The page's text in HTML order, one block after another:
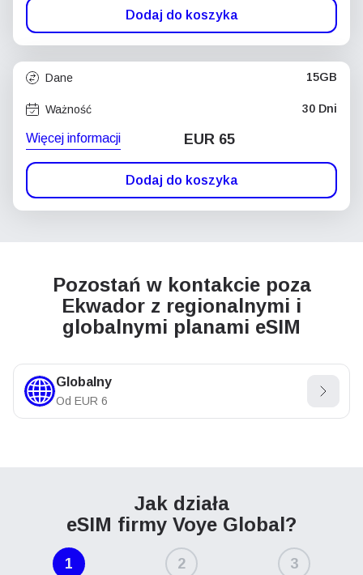
Dodaj do koszyka
Dane 15GB
Ważność 30 Dni
Więcej informacji EUR 65
Dodaj do koszyka
Pozostań w kontakcie poza
Ekwador z regionalnymi i
globalnymi planami eSIM
Globalny
Od EUR 6
Jak działa
eSIM firmy Voye Global?
1 2 3